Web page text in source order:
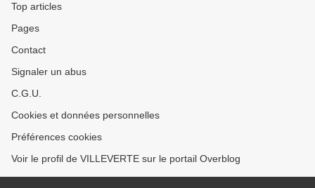
Top articles
Pages
Contact
Signaler un abus
C.G.U.
Cookies et données personnelles
Préférences cookies
Voir le profil de VILLEVERTE sur le portail Overblog